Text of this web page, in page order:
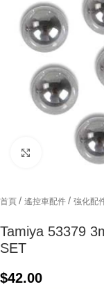
Click to
首頁 / 遙控車配件 / 強化配
Tamiya 53379
SET
$42.00